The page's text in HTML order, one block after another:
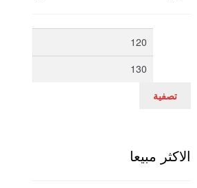
أدنى
تصفية
الاكثر مبيعا